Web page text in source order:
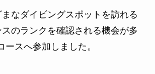
なダイビングスポットを訪れる
のランクを確認される機会が多
ースへ参加しました。